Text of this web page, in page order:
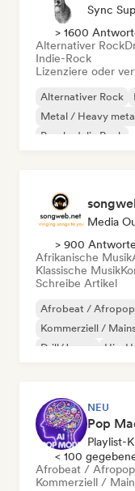
Sync
> 1600
Alternativer Rock
Indie-Rock
Lizenziere oder
Alternativer Rock
Metal / Heavy
Psychedelic Rock
Media
> 900
Afrikanische Musik
Klassische Musik
Schreibe Artikel
Afrobeat / Afropop
Kommerziell /
Drill/Jersey
Hip-
NEU
Playlist-
< 100
Afrobeat / Afropop
Kommerziell /